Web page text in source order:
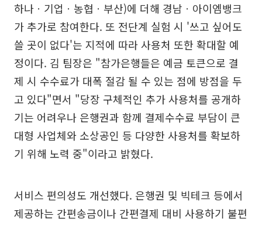
하나ㆍ기업ㆍ농협ㆍ부산)에 더해 경남ㆍ아이엠뱅크
가 추가로 참여한다. 또 전단계 실험 시 '쓰고 싶어도
쓸 곳이 없다'는 지적에 따라 사용처 또한 확대할 예
정이다. 김 팀장은 "참가은행들은 예금 토큰으로 결
제 시 수수료가 대폭 절감 될 수 있는 점에 방점을 두
고 있다"면서 "당장 구체적인 추가 사용처를 공개하
기는 어려우나 은행권과 함께 결제수수료 부담이 큰
대형 사업체와 소상공인 등 다양한 사용처를 확보하
기 위해 노력 중"이라고 밝혔다.
서비스 편의성도 개선했다. 은행권 및 빅테크 등에서
제공하는 간편송금이나 간편결제 대비 사용하기 불편